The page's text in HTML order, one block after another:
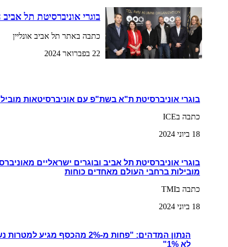
בוגרי אוניברסיטת תל
כתבה באתר תל אביב אונליין
22 בפברואר 2024
בוגרי אוניברסיטת ת"א בשת"פ עם אוניברסיטאות
כתבה בICE
18 ביוני 2024
בוגרי אוניברסיטת תל אביב ובוגרים ישראליים
מובילות ברחבי העולם מאחדים כוחות
כתבה בTMI
18 ביוני 2024
הנתון המדהים: "פחות מ-2% מהכסף
לא 1%"